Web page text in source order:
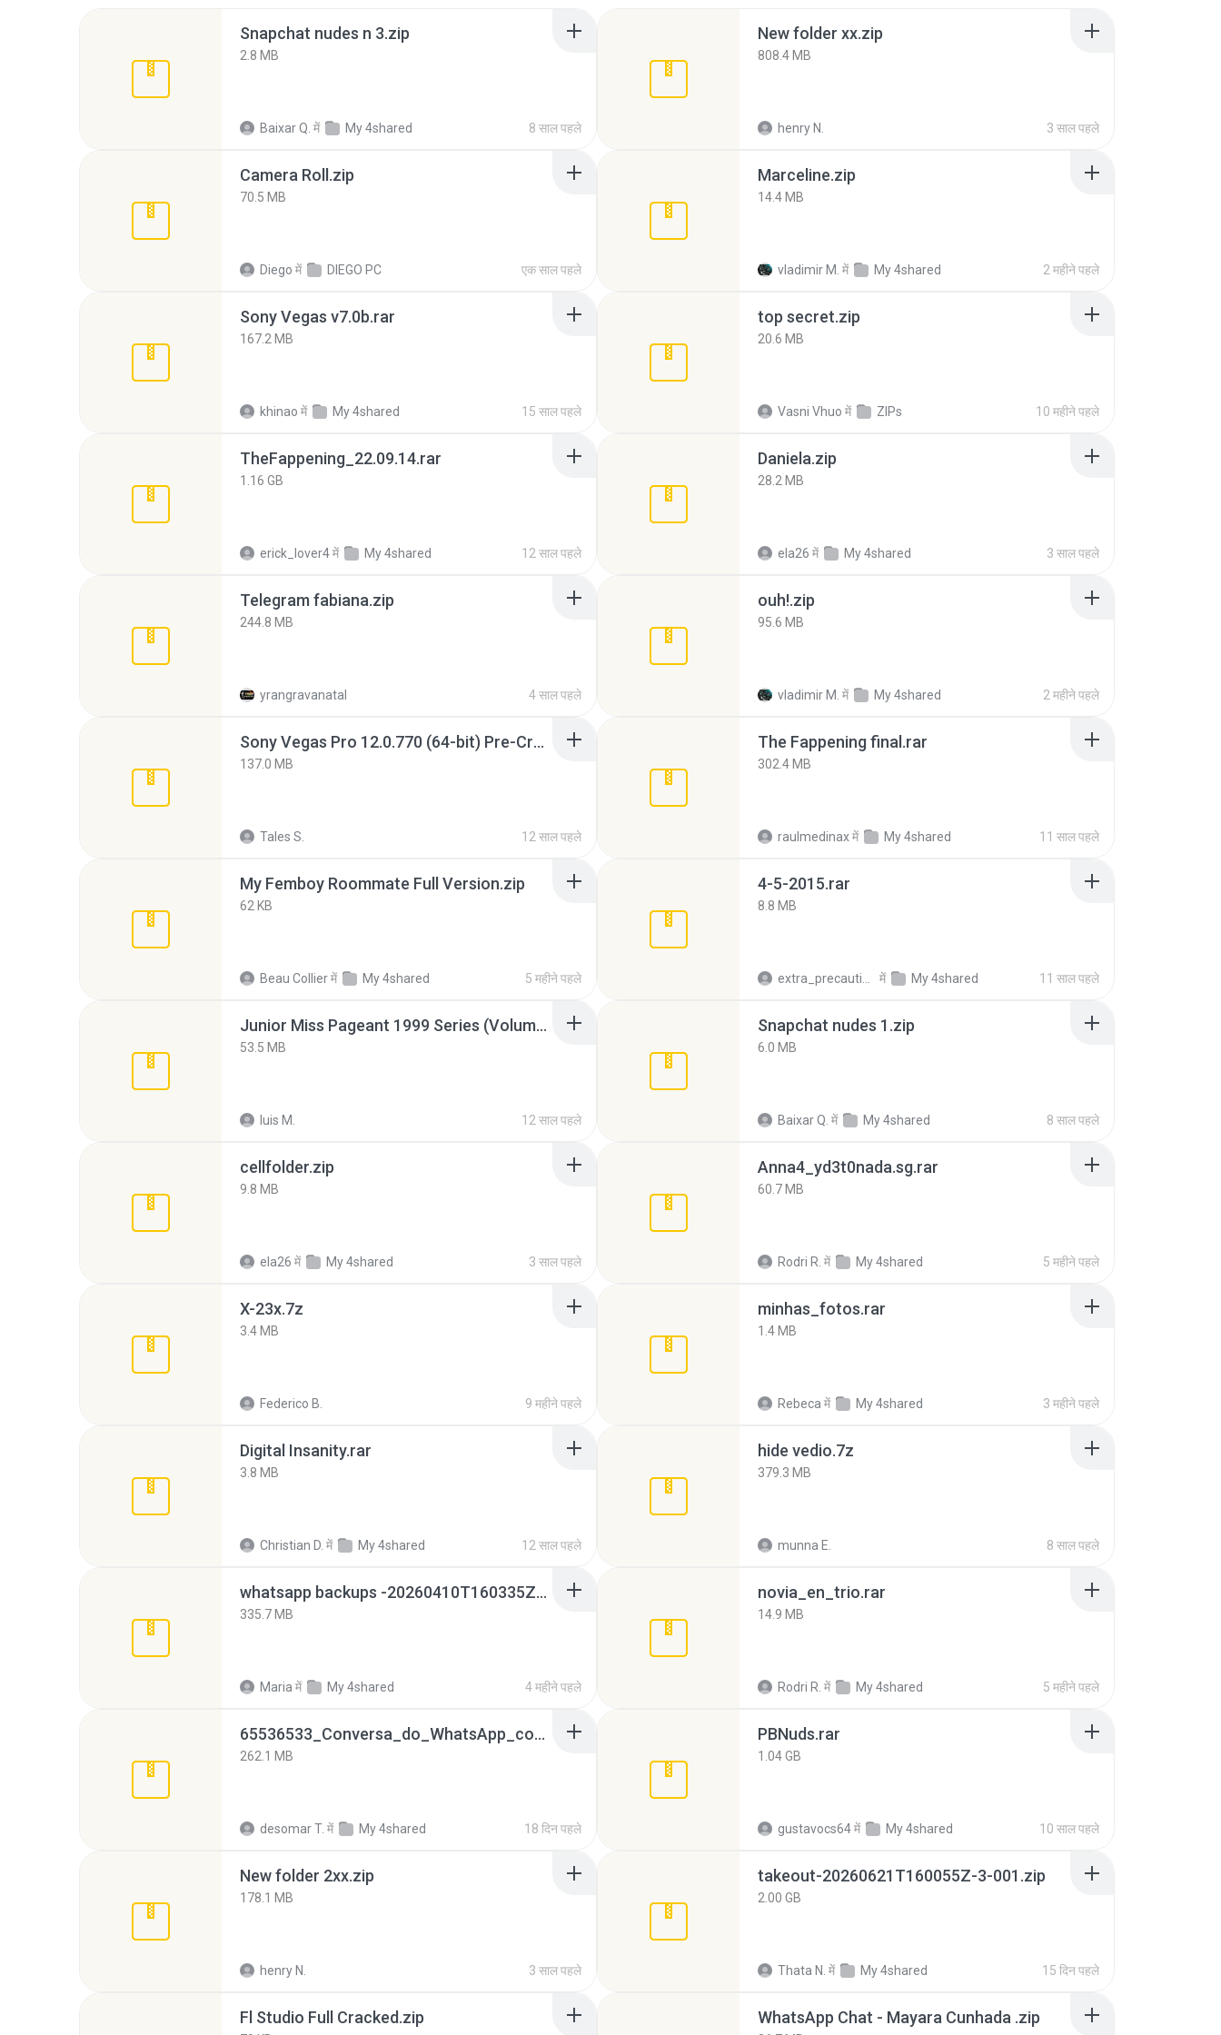
Snapchat nudes n 3.zip
2.8 MB
Baixar Q. में My 4shared 8 साल पहले
New folder xx.zip
808.4 MB
henry N. 3 साल पहले
Camera Roll.zip
70.5 MB
Diego में DIEGO PC एक साल पहले
Marceline.zip
14.4 MB
vladimir M. में My 4shared 2 महीने पहले
Sony Vegas v7.0b.rar
167.2 MB
khinao में My 4shared 15 साल पहले
top secret.zip
20.6 MB
Vasni Vhuo में ZIPs 10 महीने पहले
TheFappening_22.09.14.rar
1.16 GB
erick_lover4में My 4shared 12 साल पहले
Daniela.zip
28.2 MB
ela26 में My 4shared 3 साल पहले
Telegram fabiana.zip
244.8 MB
yrangravanatal 4 साल पहले
ouh!.zip
95.6 MB
vladimir M. में My 4shared 2 महीने पहले
Sony Vegas Pro 12.0.770 (64-bit) Pre-Cracked.zip
137.0 MB
Tales S. 12 साल पहले
The Fappening final.rar
302.4 MB
raulmedinaxमें My 4shared 11 साल पहले
My Femboy Roommate Full Version.zip
62 KB
Beau Collierमें My 4shared 5 महीने पहले
4-5-2015.rar
8.8 MB
में My 4shared 11 साल पहले
Junior Miss Pageant 1999 Series (Volume I Part I NC 6).7z
53.5 MB
luis M. 12 साल पहले
Snapchat nudes 1.zip
6.0 MB
Baixar Q. में My 4shared 8 साल पहले
cellfolder.zip
9.8 MB
ela26 में My 4shared 3 साल पहले
Anna4_yd3t0nada.sg.rar
60.7 MB
Rodri R. में My 4shared 5 महीने पहले
X-23x.7z
3.4 MB
Federico B. 9 महीने पहले
minhas_fotos.rar
1.4 MB
Rebeca में My 4shared 3 महीने पहले
Digital Insanity.rar
3.8 MB
Christian D. में My 4shared 12 साल पहले
hide vedio.7z
379.3 MB
munna E. 8 साल पहले
whatsapp backups -20260410T160335Z-3-001.zip
335.7 MB
Maria में My 4shared 4 महीने पहले
novia_en_trio.rar
14.9 MB
Rodri R. में My 4shared 5 महीने पहले
65536533_Conversa_do_WhatsApp_com_Meu_Esposo.zip
262.1 MB
desomar T. में My 4shared 18 दिन पहले
PBNuds.rar
1.04 GB
gustavocs64में My 4shared 10 साल पहले
New folder 2xx.zip
178.1 MB
henry N. 3 साल पहले
takeout-20260621T160055Z-3-001.zip
2.00 GB
Thata N. में My 4shared 15 दिन पहले
Fl Studio Full Cracked.zip WhatsApp Chat - Mayara Cunhada .zip